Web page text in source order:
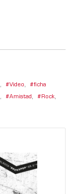
, Video, ficha
, Amistad , Rock,